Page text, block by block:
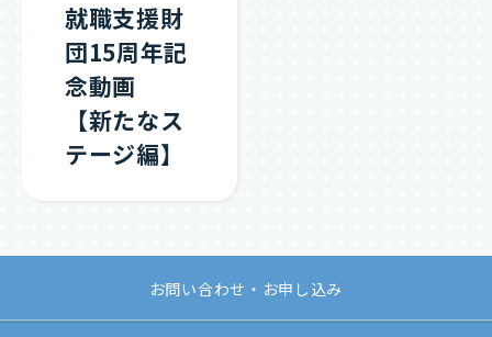
就職支援財
団15周年記
念動画
【新たなス
テージ編】
お問い合わせ・お申し込み